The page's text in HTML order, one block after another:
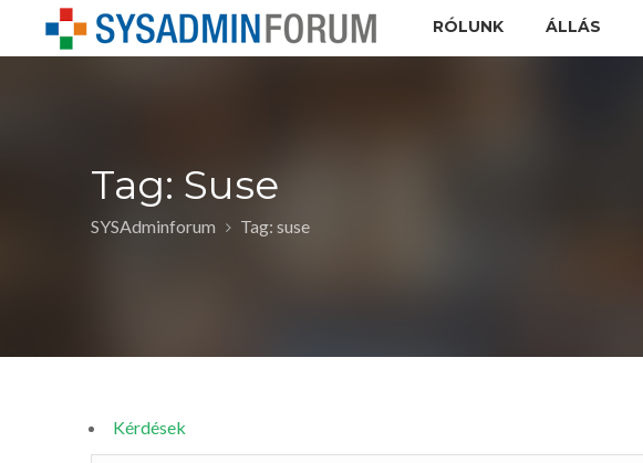
RÓLUNK ÁLLÁS
Tag: Suse
SYSAdminforum Tag: suse
Kérdések